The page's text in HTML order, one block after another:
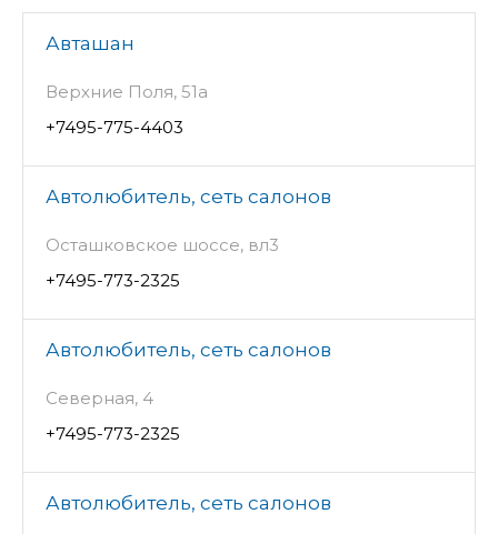
Авташан
Верхние Поля, 51а
+7495-775-4403
Автолюбитель, сеть салонов
Осташковское шоссе, вл3
+7495-773-2325
Автолюбитель, сеть салонов
Северная, 4
+7495-773-2325
Автолюбитель, сеть салонов